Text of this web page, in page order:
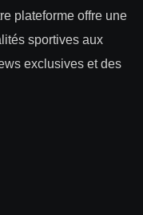
plateforme offre une
sportives aux
exclusives et des